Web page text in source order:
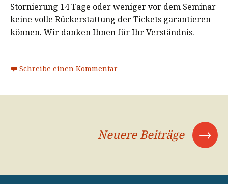
Stornierung 14 Tage oder weniger vor dem Seminar
keine volle Rückerstattung der Tickets garantieren
können. Wir danken Ihnen für Ihr Verständnis.
Schreibe einen Kommentar
Neuere Beiträge →